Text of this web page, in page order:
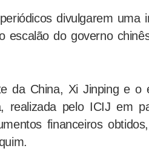
divulgarem uma
escalão do governo
da China, Xi Jinping e o
realizada pelo ICIJ em
financeiros